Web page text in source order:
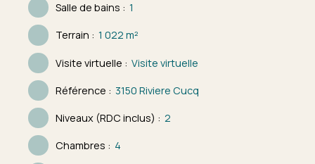
Salle de bains : 1
Terrain : 1 022m²
Visite virtuelle : Visite virtuelle
Référence : 3150 Riviere Cucq
Niveaux (RDC inclus) : 2
Chambres : 4